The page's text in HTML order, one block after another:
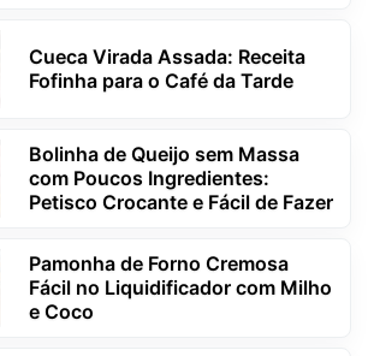
Cueca Virada Assada: Receita
Fofinha para o Café da Tarde
Bolinha de Queijo sem Massa
com Poucos Ingredientes:
Petisco Crocante e Fácil de Fazer
Pamonha de Forno Cremosa
Fácil no Liquidificador com Milho
e Coco